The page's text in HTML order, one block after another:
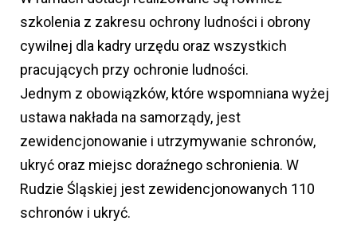
szkolenia z zakresu ochrony ludności i obrony
cywilnej dla kadry urzędu oraz wszystkich
pracujących przy ochronie ludności.
Jednym z obowiązków, które wspomniana wyżej
ustawa nakłada na samorządy, jest
zewidencjonowanie i utrzymywanie schronów,
ukryć oraz miejsc doraźnego schronienia. W
Rudzie Śląskiej jest zewidencjonowanych 110
schronów i ukryć.